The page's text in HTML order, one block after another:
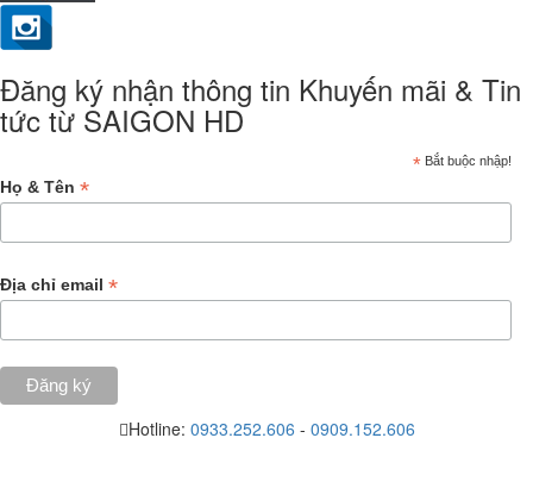
Đăng ký nhận thông tin Khuyến mãi & Tin
tức từ SAIGON HD
* Bắt buộc nhập!
Họ & Tên *
Địa chỉ email *
Hotline: 0933.252.606 - 0909.152.606